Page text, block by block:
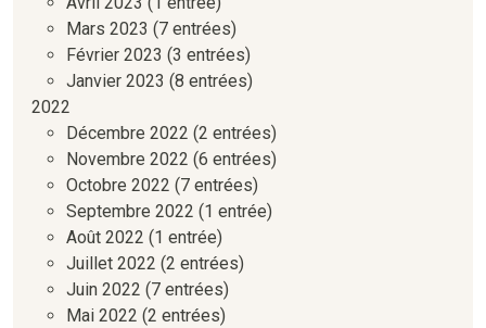
Mars 2023 (7 entrées)
Février 2023 (3 entrées)
Janvier 2023 (8 entrées)
2022
Décembre 2022 (2 entrées)
Novembre 2022 (6 entrées)
Octobre 2022 (7 entrées)
Septembre 2022 (1 entrée)
Août 2022 (1 entrée)
Juillet 2022 (2 entrées)
Juin 2022 (7 entrées)
Mai 2022 (2 entrées)